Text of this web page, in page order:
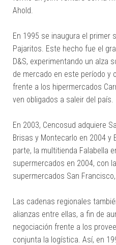
Ahold.
En 1995 se inaugura el primer
Pajaritos. Este hecho fue el
D&S, experimentando un alza
de mercado en este período y
frente a los hipermercados
ven obligados a saleir del país.
En 2003, Cencosud adquiere
Brisas y Montecarlo en 2004 y
parte, la multitienda Falabella
supermercados en 2004, con
supermercados San
Las cadenas regionales
alianzas entre ellas, a fin de
negociación frente a los
conjunta la logística. Así, en